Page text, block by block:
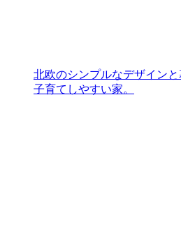
北欧のシンプルなデザイン
子育てしやすい家。